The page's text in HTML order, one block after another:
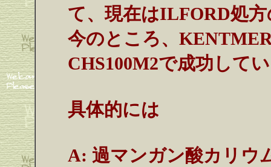
て、現在はILFORD処
今のところ、
CHS100M2で成功して
具体的には
A: 過マンガン酸カリウ